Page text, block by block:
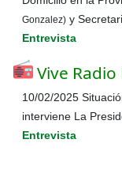
Gonzalez) y
Entrevista
Vive
10/02/2025
interviene La
Entrevista